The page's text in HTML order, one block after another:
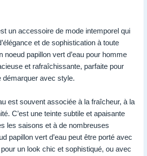
un accessoire de mode intemporel qui
et de sophistication à toute
noeud papillon vert d’eau pour homme
et rafraîchissante, parfaite pour
démarquer avec style.
est souvent associée à la fraîcheur, à la
C’est une teinte subtile et apaisante
les saisons et à de nombreuses
papillon vert d’eau peut être porté avec
un look chic et sophistiqué, ou avec